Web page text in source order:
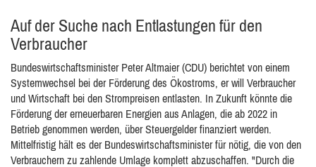
Auf der Suche nach Entlastungen für den
Verbraucher
Bundeswirtschaftsminister Peter Altmaier (CDU) berichtet von einem
Systemwechsel bei der Förderung des Ökostroms, er will Verbraucher
und Wirtschaft bei den Strompreisen entlasten. In Zukunft könnte die
Förderung der erneuerbaren Energien aus Anlagen, die ab 2022 in
Betrieb genommen werden, über Steuergelder finanziert werden.
Mittelfristig hält es der Bundeswirtschaftsminister für nötig, die von den
Verbrauchern zu zahlende Umlage komplett abzuschaffen. "Durch die